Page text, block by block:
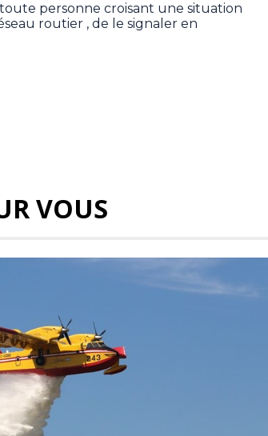
personne croisant une situation
routier , de le signaler en
VOUS